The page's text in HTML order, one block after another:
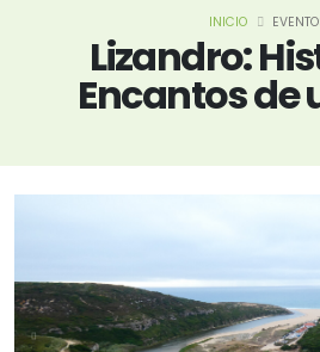
Lizandro:
Encantos de
INICIO